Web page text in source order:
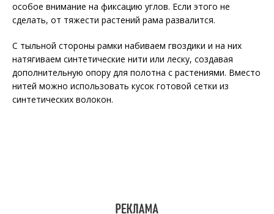
особое внимание на фиксацию углов. Если этого не
сделать, от тяжести растений рама развалится.
С тыльной стороны рамки набиваем гвоздики и на них
натягиваем синтетические нити или леску, создавая
дополнительную опору для полотна с растениями. Вместо
нитей можно использовать кусок готовой сетки из
синтетических волокон.